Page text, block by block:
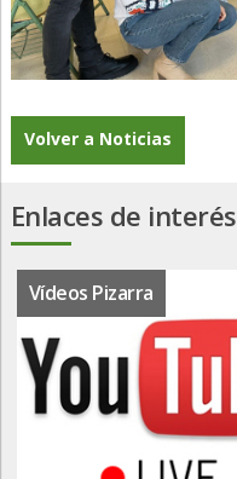
Volver a Noticias
Enlaces de interés
Vídeos Pizarra